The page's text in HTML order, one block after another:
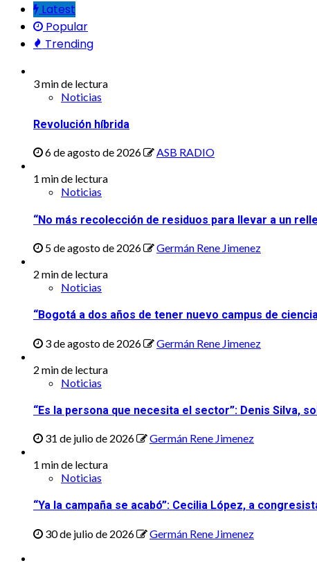
Latest
Popular
Trending
3 min de lectura
Noticias
Revolución híbrida
6 de agosto de 2026
ASB RADIO
1 min de lectura
Noticias
“No más recolección de residuos para llevar a un
5 de agosto de 2026
Germán Rene Jimenez
2 min de lectura
Noticias
“Bogotá a dos años de tener nuevo campus de
3 de agosto de 2026
Germán Rene Jimenez
2 min de lectura
Noticias
“Es la persona que necesita el sector”: Denis Silva,
31 de julio de 2026
Germán Rene Jimenez
1 min de lectura
Noticias
“Ya la campaña se acabó”: Cecilia López, a
30 de julio de 2026 Germán Rene Jimenez